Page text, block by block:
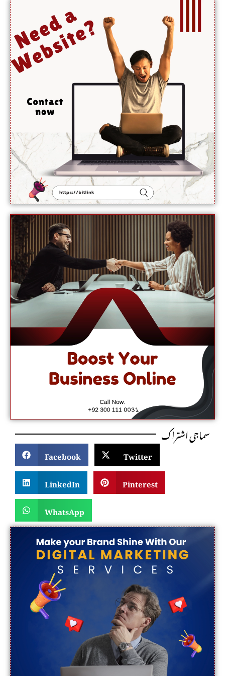
ہوں
جائے گی
سماجی اشتراک
Facebook
Twitter
LinkedIn
Pinterest
WhatsApp